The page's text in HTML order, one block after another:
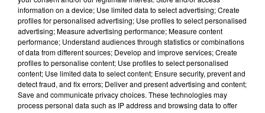
ALERTE L’ONU
5 août 2026
QUELLES SONT LES MARQUES QUI
OFFRENT LE MEILLEUR RAPPORT...
information on a device; Use limited data to select advertising; Create
profiles for personalised advertising; Use profiles to select personalised
advertising; Measure advertising performance; Measure content
performance; Understand audiences through statistics or combinations
of data from different sources; Develop and improve services; Create
profiles to personalise content; Use profiles to select personalised
content; Use limited data to select content; Ensure security, prevent and
detect fraud, and fix errors; Deliver and present advertising and content;
Save and communicate privacy choices. These technologies may
process personal data such as IP address and browsing data to offer